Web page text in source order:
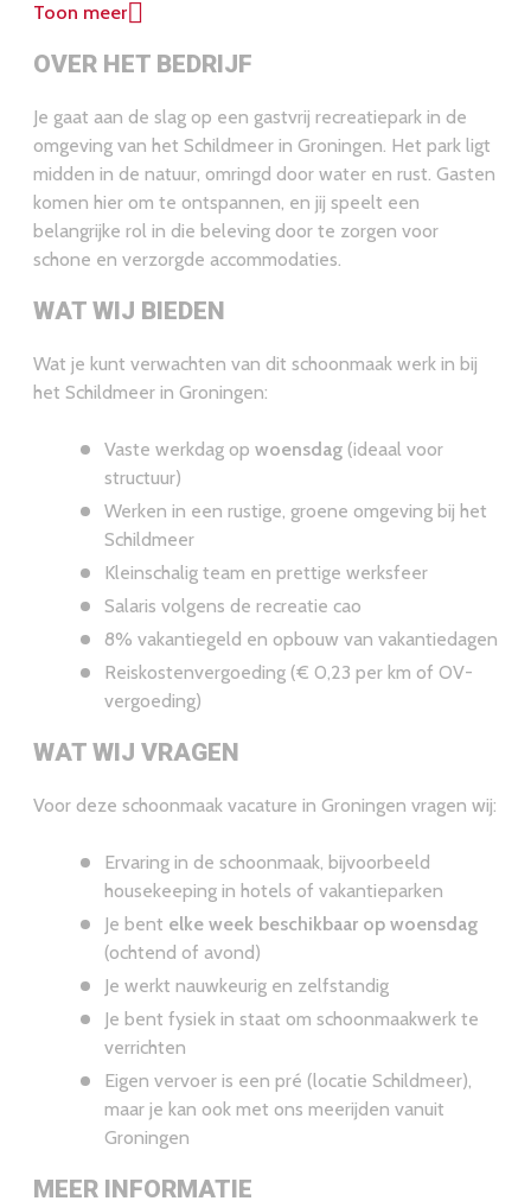
voor aankomst van nieuwe gasten. Deze functie is ideaal
als je op zoek bent naar structureel schoonmaak werk in
Groningen op een vaste dag. De maandag en vrijdag zijn
al ingevuld, daarom zoeken we specifiek versterking voor
woensdag
. De focus ligt op
de woensdagochtend of woensdagmiddag.
Toon meer
OVER HET BEDRIJF
Je gaat aan de slag op een gastvrij recreatiepark in de
omgeving van het Schildmeer in Groningen. Het park ligt
midden in de natuur, omringd door water en rust. Gasten
komen hier om te ontspannen, en jij speelt een
belangrijke rol in die beleving door te zorgen voor
schone en verzorgde accommodaties.
WAT WIJ BIEDEN
Wat je kunt verwachten van dit schoonmaak werk in bij
het Schildmeer in Groningen:
Vaste werkdag op woensdag (ideaal voor
structuur)
Werken in een rustige, groene omgeving bij het
Schildmeer
Kleinschalig team en prettige werksfeer
Salaris volgens de recreatie cao
8% vakantiegeld en opbouw van vakantiedagen
Reiskostenvergoeding (€ 0,23 per km of OV-
vergoeding)
WAT WIJ VRAGEN
Voor deze schoonmaak vacature in Groningen vragen wij:
Ervaring in de schoonmaak, bijvoorbeeld
housekeeping in hotels of vakantieparken
Je bent elke week beschikbaar op woensdag
(ochtend of avond)
Je werkt nauwkeurig en zelfstandig
Je bent fysiek in staat om schoonmaakwerk te
verrichten
Eigen vervoer is een pré (locatie Schildmeer),
maar je kan ook met ons meerijden vanuit
Groningen
MEER INFORMATIE